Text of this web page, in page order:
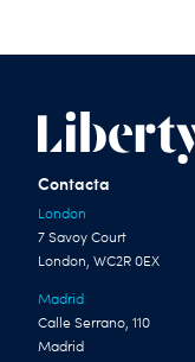
Contacta
London
7 Savoy Court
London, WC2R 0EX
Madrid
Calle Serrano, 110
Madrid